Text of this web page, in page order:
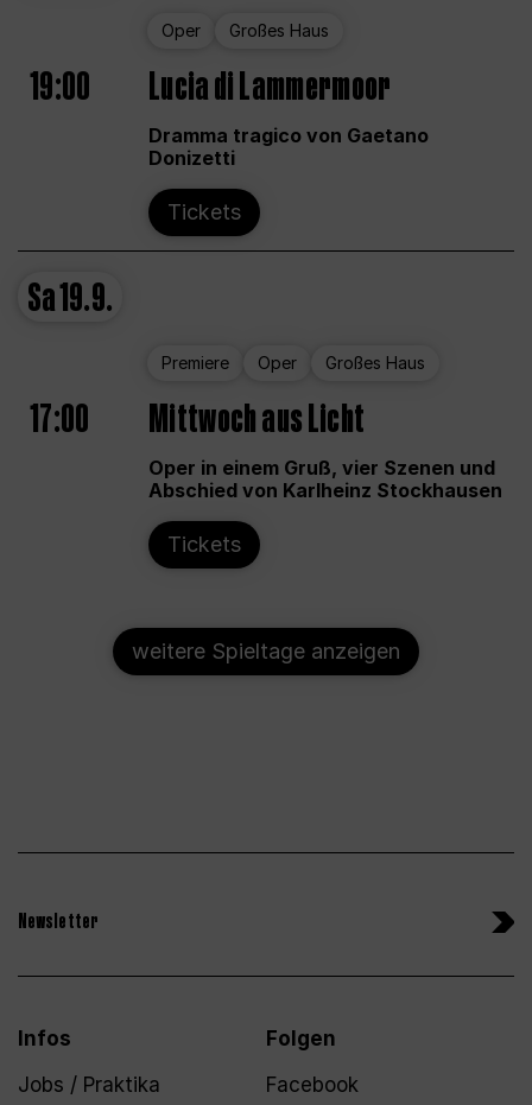
Oper Großes Haus
19:00 Lucia di Lammermoor
Dramma tragico von Gaetano
Donizetti
Tickets
Sa19.9.
Premiere Oper Großes Haus
17:00 Mittwoch aus Licht
Oper in einem Gruß, vier Szenen und
Abschied von Karlheinz Stockhausen
Tickets
weitere Spieltage anzeigen
Newsletter
Infos
Jobs / Praktika
Folgen
Facebook